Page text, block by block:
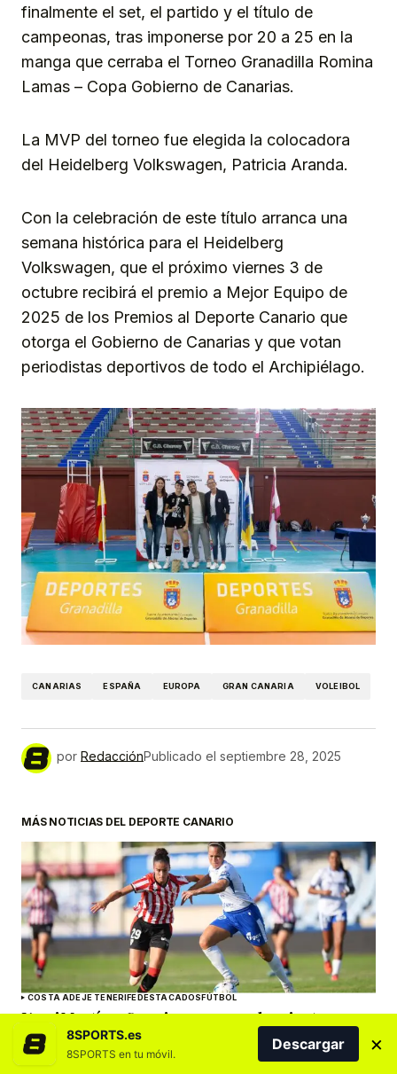
finalmente el set, el partido y el título de
campeonas, tras imponerse por 20 a 25 en la
manga que cerraba el Torneo Granadilla Romina
Lamas – Copa Gobierno de Canarias.
La MVP del torneo fue elegida la colocadora
del Heidelberg Volkswagen, Patricia Aranda.
Con la celebración de este título arranca una
semana histórica para el Heidelberg
Volkswagen, que el próximo viernes 3 de
octubre recibirá el premio a Mejor Equipo de
2025 de los Premios al Deporte Canario que
otorga el Gobierno de Canarias y que votan
periodistas deportivos de todo el Archipiélago.
CANARIAS ESPAÑA EUROPA GRAN CANARIA VOLEIBOL
por RedacciónPublicado el septiembre 28, 2025
MÁS NOTICIAS DEL DEPORTE CANARIO
COSTA ADEJE TENERIFEDESTACADOSFÚTBOL
Yerai Martín: «Seguimos sumando minutos,
sensaciones y momentos muy positivos para el
equipo»
8SPORTS.es
8SPORTS en tu móvil.
Descargar ×